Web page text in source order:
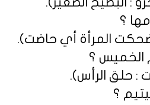
المرأة أي حاضت).
: حلق الرأس).